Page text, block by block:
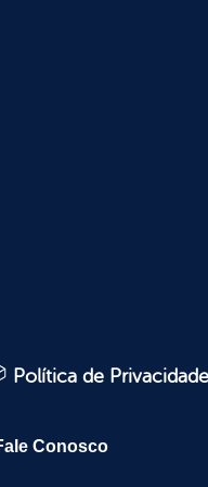
Política de Privacidade
Conosco